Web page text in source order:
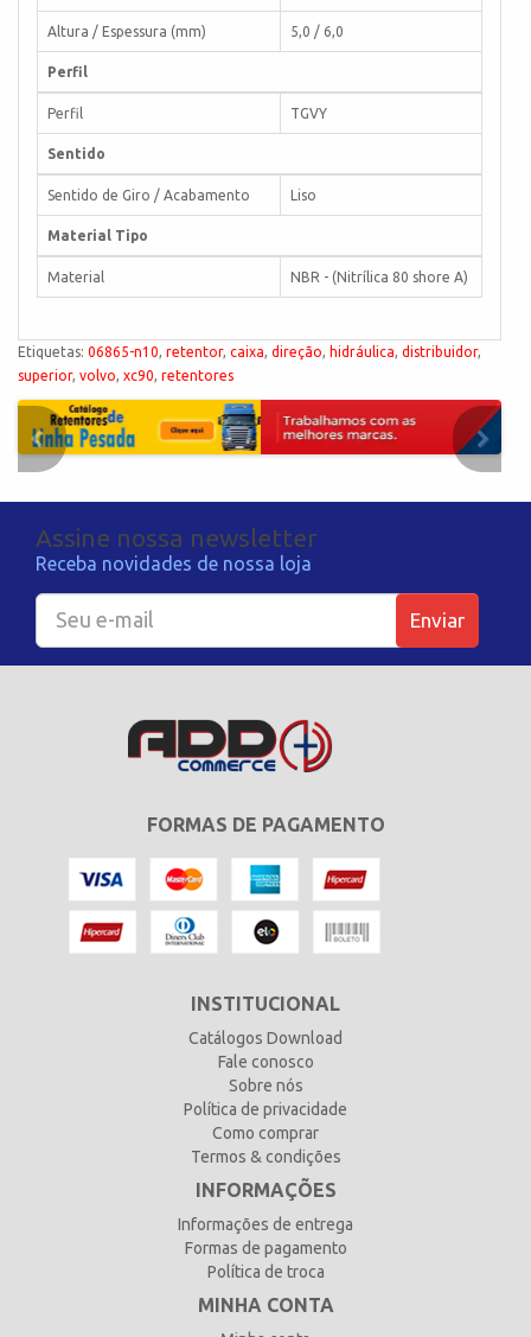
Altura / Espessura (mm) 5,0 / 6,0
Perfil
Perfil TGVY
Sentido
Sentido de Giro / Acabamento Liso
Material Tipo
Material NBR - (Nitrílica 80 shore A)
Etiquetas: 06865-n10, retentor, caixa, direção, hidráulica, distribuidor,
superior, volvo, xc90, retentores
Assine nossa newsletter
Receba novidades de nossa loja
Enviar
FORMAS DE PAGAMENTO
INSTITUCIONAL
Catálogos Download
Fale conosco
Sobre nós
Política de privacidade
Como comprar
Termos & condições
INFORMAÇÕES
Informações de entrega
Formas de pagamento
Política de troca
MINHA CONTA